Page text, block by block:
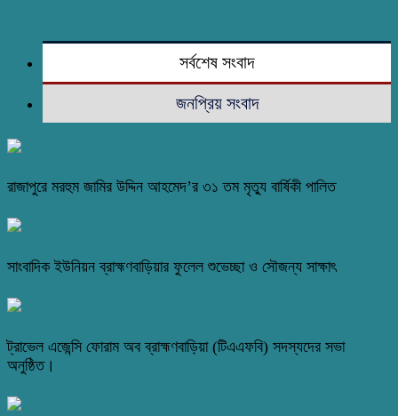
সর্বশেষ সংবাদ
জনপ্রিয় সংবাদ
রাজাপুরে মরহুম জামির উদ্দিন আহমেদ’র ৩১ তম মৃত্যু বার্ষিকী পালিত
সাংবাদিক ইউনিয়ন ব্রাহ্মণবাড়িয়ার ফুলেল শুভেচ্ছা ও সৌজন্য সাক্ষাৎ
ট্রাভেল এজেন্সি ফোরাম অব ব্রাহ্মণবাড়িয়া (টিএএফবি) সদস্যদের সভা
অনুষ্ঠিত।